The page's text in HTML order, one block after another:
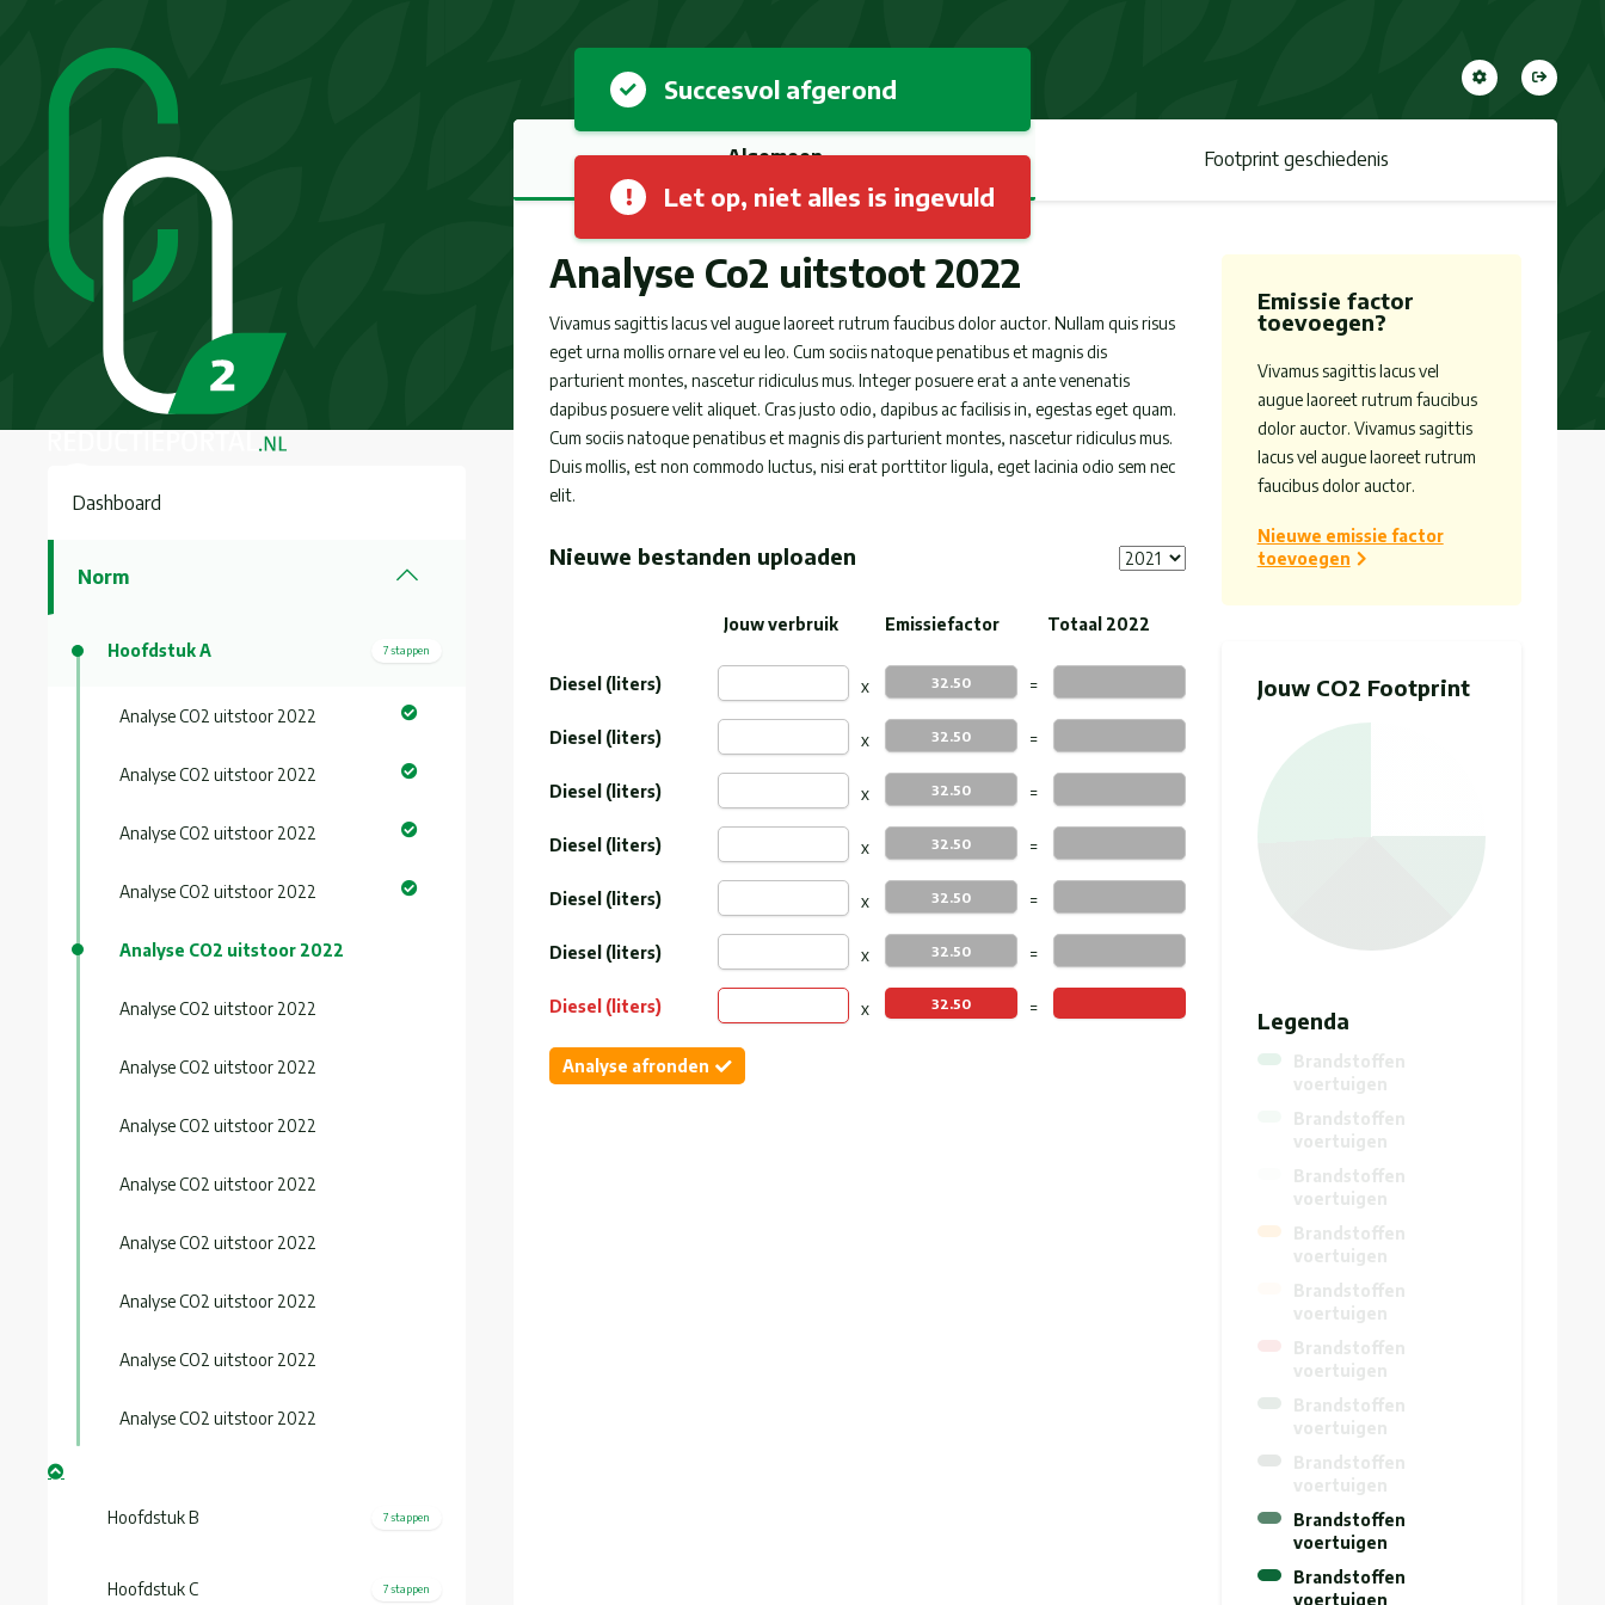
Koninklijke BAM Groep
Dashboard
Norm
Hoofdstuk A 7 stappen
Analyse CO2 uitstoor 2022
Analyse CO2 uitstoor 2022
Analyse CO2 uitstoor 2022
Analyse CO2 uitstoor 2022
Analyse CO2 uitstoor 2022
Analyse CO2 uitstoor 2022
Analyse CO2 uitstoor 2022
Analyse CO2 uitstoor 2022
Analyse CO2 uitstoor 2022
Analyse CO2 uitstoor 2022
Analyse CO2 uitstoor 2022
Analyse CO2 uitstoor 2022
Analyse CO2 uitstoor 2022
Hoofdstuk B 7 stappen
Hoofdstuk C 7 stappen
Succesvol afgerond
Let op, niet alles is ingevuld
Algemeen Footprint geschiedenis
Analyse Co2 uitstoot 2022
Vivamus sagittis lacus vel augue laoreet rutrum faucibus dolor auctor. Nullam quis risus
eget urna mollis ornare vel eu leo. Cum sociis natoque penatibus et magnis dis
parturient montes, nascetur ridiculus mus. Integer posuere erat a ante venenatis
dapibus posuere velit aliquet. Cras justo odio, dapibus ac facilisis in, egestas eget quam.
Cum sociis natoque penatibus et magnis dis parturient montes, nascetur ridiculus mus.
Duis mollis, est non commodo luctus, nisi erat porttitor ligula, eget lacinia odio sem nec
elit.
Nieuwe bestanden uploaden
Jouw verbruik Emissiefactor Totaal 2022
Diesel (liters)
Diesel (liters)
Diesel (liters)
Diesel (liters)
Diesel (liters)
Diesel (liters)
Diesel (liters)
Analyse afronden
Emissie factor
toevoegen?
Vivamus sagittis lacus vel
augue laoreet rutrum faucibus
dolor auctor. Vivamus sagittis
lacus vel augue laoreet rutrum
faucibus dolor auctor.
Nieuwe emissie factor
toevoegen
Jouw CO2 Footprint
Legenda
Brandstoffen
voertuigen
Brandstoffen
voertuigen
Brandstoffen
voertuigen
Brandstoffen
voertuigen
Brandstoffen
voertuigen
Brandstoffen
voertuigen
Brandstoffen
voertuigen
Brandstoffen
voertuigen
Brandstoffen
voertuigen
Brandstoffen
voertuigen